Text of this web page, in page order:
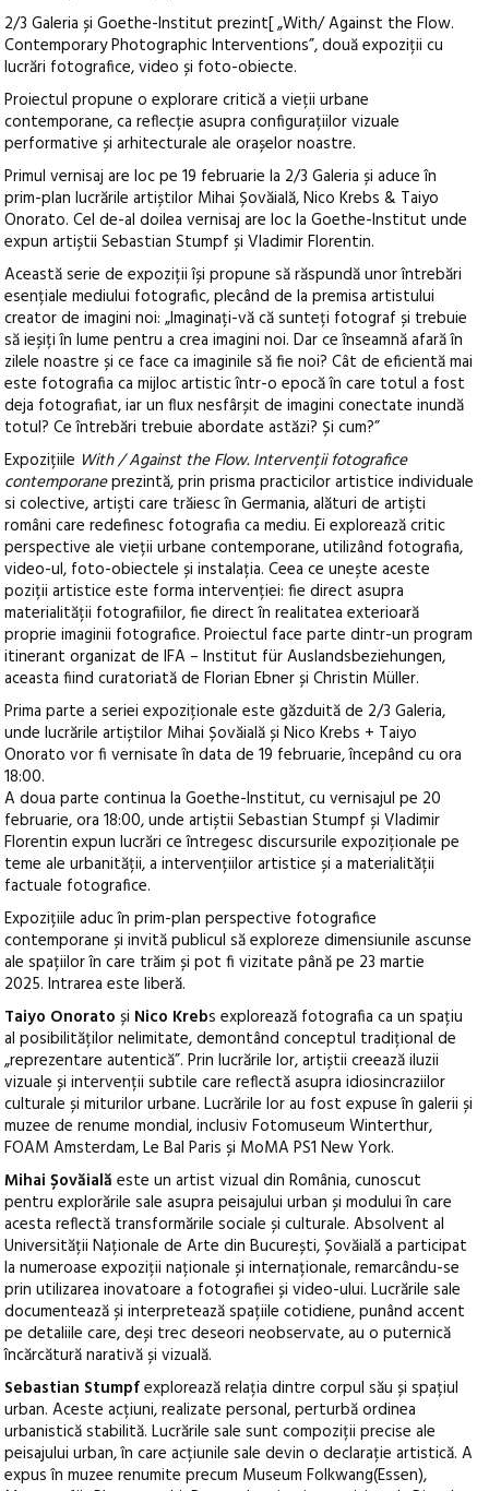
2/3 Galeria și Goethe-Institut prezint[ „With/ Against the Flow.
Contemporary Photographic Interventions”, două expoziții cu
lucrări fotografice, video și foto-obiecte.
Proiectul propune o explorare critică a vieții urbane
contemporane, ca reflecție asupra configurațiilor vizuale
performative și arhitecturale ale orașelor noastre.
Primul vernisaj are loc pe 19 februarie la 2/3 Galeria și aduce în
prim-plan lucrările artiștilor Mihai Șovăială, Nico Krebs & Taiyo
Onorato. Cel de-al doilea vernisaj are loc la Goethe-Institut unde
expun artiștii Sebastian Stumpf și Vladimir Florentin.
Această serie de expoziții își propune să răspundă unor întrebări
esențiale mediului fotografic, plecând de la premisa artistului
creator de imagini noi: „Imaginați-vă că sunteți fotograf și trebuie
să ieșiți în lume pentru a crea imagini noi. Dar ce înseamnă afară în
zilele noastre și ce face ca imaginile să fie noi? Cât de eficientă mai
este fotografia ca mijloc artistic într-o epocă în care totul a fost
deja fotografiat, iar un flux nesfârșit de imagini conectate inundă
totul? Ce întrebări trebuie abordate astăzi? Și cum?”
Expozițiile With / Against the Flow. Intervenții fotografice
contemporaneprezintă, prin prisma practicilor artistice individuale
si colective, artiști care trăiesc în Germania, alături de artiști
români care redefinesc fotografia ca mediu. Ei explorează critic
perspective ale vieții urbane contemporane, utilizând fotografia,
video-ul, foto-obiectele și instalația. Ceea ce unește aceste
poziții artistice este forma intervenției: fie direct asupra
materialității fotografiilor, fie direct în realitatea exterioară
proprie imaginii fotografice. Proiectul face parte dintr-un program
itinerant organizat de IFA – Institut für Auslandsbeziehungen,
aceasta fiind curatoriată de Florian Ebner și Christin Müller.
Prima parte a seriei expoziționale este găzduită de 2/3 Galeria,
unde lucrările artiștilor Mihai Șovăială și Nico Krebs + Taiyo
Onorato vor fi vernisate în data de 19 februarie, începând cu ora
18:00.
A doua parte continua la Goethe-Institut, cu vernisajul pe 20
februarie, ora 18:00, unde artiștii Sebastian Stumpf și Vladimir
Florentin expun lucrări ce întregesc discursurile expoziționale pe
teme ale urbanității, a intervențiilor artistice și a materialității
factuale fotografice.
Expozițiile aduc în prim-plan perspective fotografice
contemporane și invită publicul să exploreze dimensiunile ascunse
ale spațiilor în care trăim și pot fi vizitate până pe 23 martie
2025. Intrarea este liberă.
Taiyo Onorato și Nico Krebs explorează fotografia ca un spațiu
al posibilităților nelimitate, demontând conceptul tradițional de
„reprezentare autentică”. Prin lucrările lor, artiștii creează iluzii
vizuale și intervenții subtile care reflectă asupra idiosincraziilor
culturale și miturilor urbane. Lucrările lor au fost expuse în galerii și
muzee de renume mondial, inclusiv Fotomuseum Winterthur,
FOAM Amsterdam, Le Bal Paris și MoMA PS1 New York.
Mihai Șovăială este un artist vizual din România, cunoscut
pentru explorările sale asupra peisajului urban și modului în care
acesta reflectă transformările sociale și culturale. Absolvent al
Universității Naționale de Arte din București, Șovăială a participat
la numeroase expoziții naționale și internaționale, remarcându-se
prin utilizarea inovatoare a fotografiei și video-ului. Lucrările sale
documentează și interpretează spațiile cotidiene, punând accent
pe detaliile care, deși trec deseori neobservate, au o puternică
încărcătură narativă și vizuală.
Sebastian Stumpfexplorează relația dintre corpul său și spațiul
urban. Aceste acțiuni, realizate personal, perturbă ordinea
urbanistică stabilită. Lucrările sale sunt compoziții precise ale
peisajului urban, în care acțiunile sale devin o declarație artistică. A
expus în muzee renumite precum Museum Folkwang(Essen),